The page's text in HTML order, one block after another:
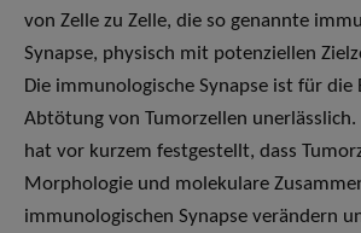
von Zelle zu Zelle, die so genannte
Synapse, physisch mit potenziellen
Die immunologische Synapse ist für die
Abtötung von Tumorzellen unerlässlich.
hat vor kurzem festgestellt, dass
Morphologie und molekulare
immunologischen Synapse verändern